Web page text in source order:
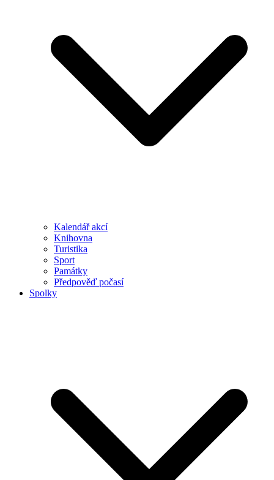
Kalendář akcí
Knihovna
Turistika
Sport
Památky
Předpověď počasí
Spolky